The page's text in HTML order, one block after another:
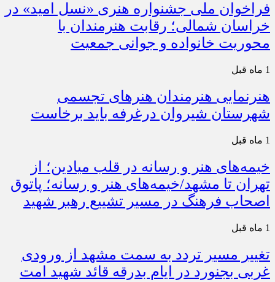
فراخوان ملی جشنواره هنری «نسل امید» در
خراسان شمالی؛ رقابت هنرمندان با
محوریت خانواده و جوانی جمعیت
1 ماه قبل
هنرنمایی هنرمندان هنرهای تجسمی
شهرستان شیروان درغرفه باید برخاست
1 ماه قبل
خیمه‌های هنر و رسانه در قلب میادین؛ از
تهران تا مشهد/خیمه‌های هنر و رسانه؛ پاتوق
اصحاب فرهنگ در مسیر تشییع رهبر شهید
1 ماه قبل
تغییر مسیر تردد به سمت مشهد از ورودی
غربی بجنورد در ایام بدرقه قائد شهید امت